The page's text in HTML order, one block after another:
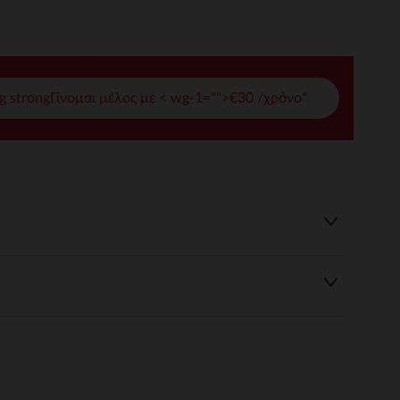
να διαχειριστείτε τις ρυθμίσεις απορρήτου,
strongΓίνομαι μέλος με < wg-1="">€30 /χρόνο*